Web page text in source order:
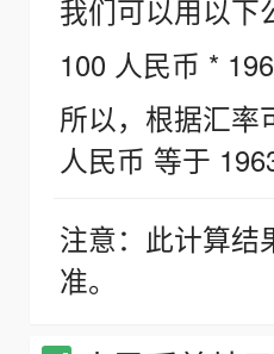
我们可以用以下
100 人民币 *
所以，根据汇率
人民币 等于
注意：此计算结
准。